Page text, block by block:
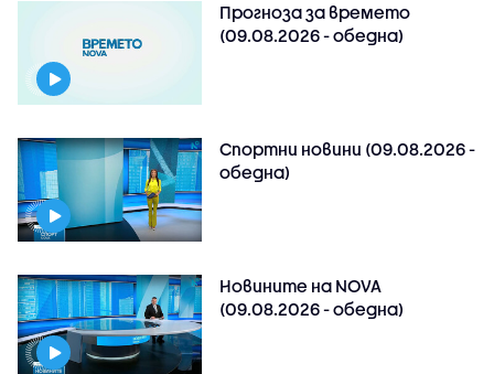
Прогноза за времето
(09.08.2026 - обедна)
Спортни новини (09.08.2026 -
обедна)
Новините на NOVA
(09.08.2026 - обедна)